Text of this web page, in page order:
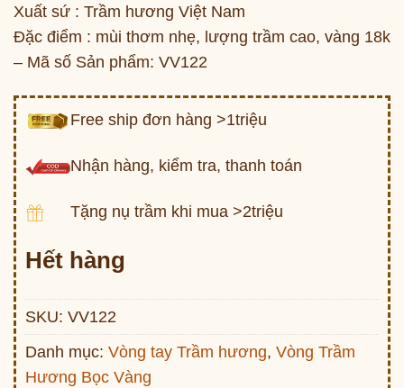
Xuất sứ : Trầm hương Việt Nam
Đặc điểm : mùi thơm nhẹ, lượng trầm cao, vàng 18k
– Mã số Sản phẩm: VV122
Free ship đơn hàng >1triệu
Nhận hàng, kiểm tra, thanh toán
Tặng nụ trầm khi mua >2triệu
Hết hàng
SKU: VV122
Danh mục: Vòng tay Trầm hương, Vòng Trầm
Hương Bọc Vàng